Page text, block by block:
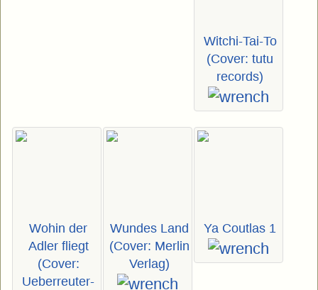
Witchi-Tai-To
(Cover: tutu
records)
Wohin der
Adler fliegt
(Cover:
Ueberreuter-
Wundes Land
(Cover: Merlin
Verlag)
Ya Coutlas 1